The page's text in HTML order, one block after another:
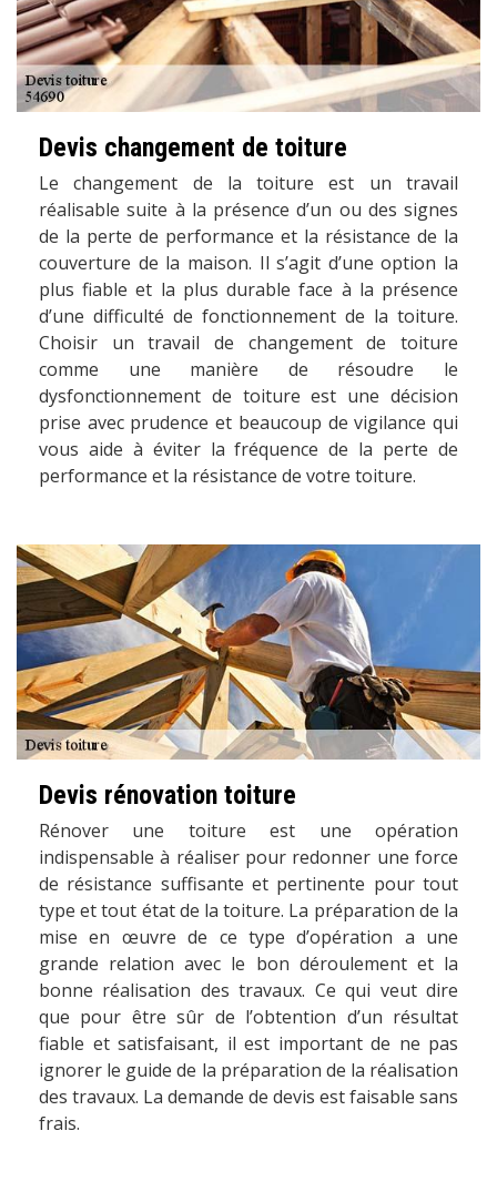
Devis changement de toiture
Le changement de la toiture est un travail
réalisable suite à la présence d’un ou des signes
de la perte de performance et la résistance de la
couverture de la maison. Il s’agit d’une option la
plus fiable et la plus durable face à la présence
d’une difficulté de fonctionnement de la toiture.
Choisir un travail de changement de toiture
comme une manière de résoudre le
dysfonctionnement de toiture est une décision
prise avec prudence et beaucoup de vigilance qui
vous aide à éviter la fréquence de la perte de
performance et la résistance de votre toiture.
Devis rénovation toiture
Rénover une toiture est une opération
indispensable à réaliser pour redonner une force
de résistance suffisante et pertinente pour tout
type et tout état de la toiture. La préparation de la
mise en œuvre de ce type d’opération a une
grande relation avec le bon déroulement et la
bonne réalisation des travaux. Ce qui veut dire
que pour être sûr de l’obtention d’un résultat
fiable et satisfaisant, il est important de ne pas
ignorer le guide de la préparation de la réalisation
des travaux. La demande de devis est faisable sans
frais.